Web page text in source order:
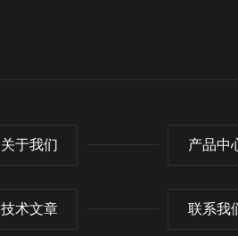
关于我们 产品中
技术文章 联系我